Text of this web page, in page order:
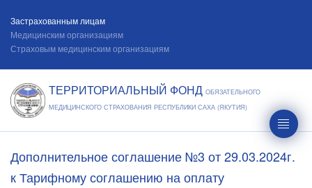
Застрахованным лицам
Медицинским организациям
Страховым медицинским организациям
ТЕРРИТОРИАЛЬНЫЙ ФОНД ОБЯЗАТЕЛЬНОГО
МЕДИЦИНСКОГО СТРАХОВАНИЯ РЕСПУБЛИКИ САХА (ЯКУТИЯ)
Дополнительное соглашение №3 от 29.03.2024г.
к Тарифному соглашению на оплату